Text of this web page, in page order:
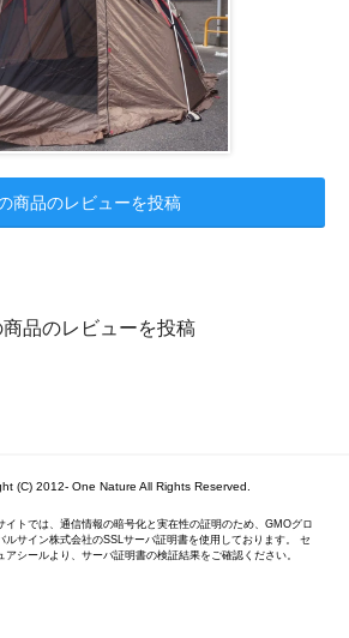
商品のレビューを投稿
商品のレビューを投稿
(C) 2012- One Nature All Rights Reserved.
イトでは、通信情報の暗号化と実在性の証明のため、GMOグロ
ルサイン株式会社のSSLサーバ証明書を使用しております。 セ
アシールより、サーバ証明書の検証結果をご確認ください。